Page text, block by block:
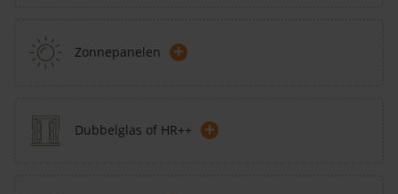
Zonnepanelen +
Dubbelglas of HR++ +